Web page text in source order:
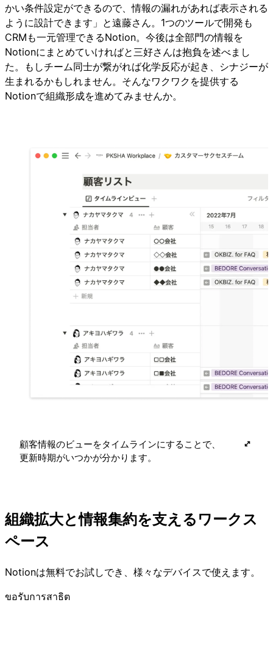
かい条件設定ができるので、情報の漏れがあれば表示される
ように設計できます」と遠藤さん。1つのツールで開発も
CRMも一元管理できるNotion。今後は全部門の情報を
Notionにまとめていければと三好さんは抱負を述べまし
た。もしチーム同士が繋がれば化学反応が起き、シナジーが
生まれるかもしれません。そんなワクワクを提供する
Notionで組織形成を進めてみませんか。
顧客情報のビューをタイムラインにすることで、
更新時期がいつかが分かります。
組織拡大と情報集約を支えるワークス
ペース
Notionは無料でお試しでき、様々なデバイスで使えます。
ขอรับการสาธิต